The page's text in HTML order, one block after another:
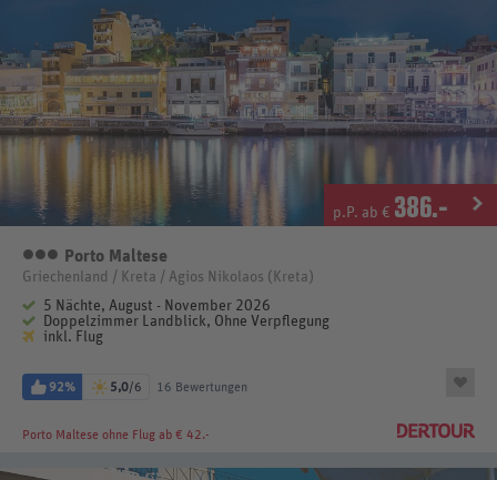
p.P. ab € 386.-
3 Sterne
Porto Maltese
Griechenland / Kreta / Agios Nikolaos (Kreta)
5 Nächte, August - November 2026
Doppelzimmer Landblick, Ohne Verpflegung
inkl. Flug
92% 5,0/6 16 Bewertungen
Porto Maltese ohne Flug ab € 42.-